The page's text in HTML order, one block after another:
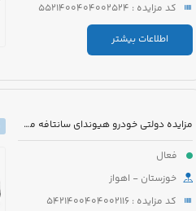
کد مزایده : 5521400404002524
اطلاعات بیشتر
مزایده دولتی خودرو هیوندای سانتافه مدل 2016
فعال
خوزستان - اهواز
کد مزایده : 5421400404002116